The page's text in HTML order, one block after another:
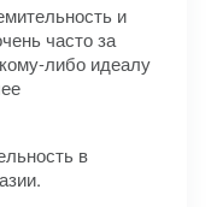
и
часто за
либо идеалу
в